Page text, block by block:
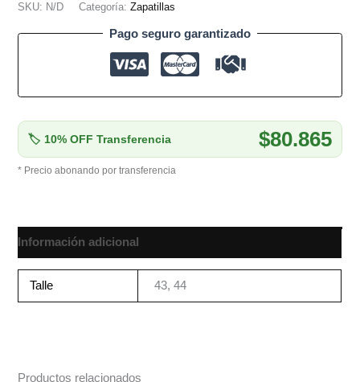
SKU: N/D Categoría:Zapatillas
Pago seguro garantizado
🏷 10% OFF Transferencia $80.865
* Precio abonando por transferencia
Información adicional
Talle 43, 44
Productos relacionados